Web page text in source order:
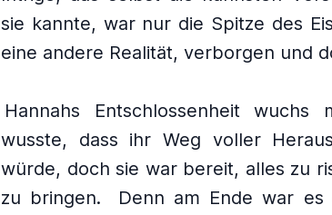
sie kannte, war nur die Spitze des
eine andere Realität, verborgen und
Hannahs Entschlossenheit wuchs
wusste, dass ihr Weg voller
würde, doch sie war bereit, alles zu
zu bringen.
Denn am Ende war